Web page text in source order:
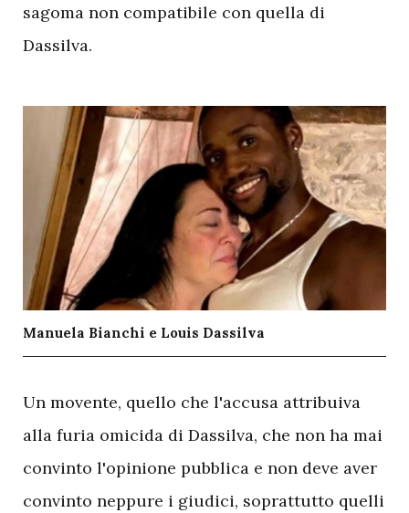
sagoma non compatibile con quella di
Dassilva.
Manuela Bianchi e Louis Dassilva
Un movente, quello che l'accusa attribuiva
alla furia omicida di Dassilva, che non ha mai
convinto l'opinione pubblica e non deve aver
convinto neppure i giudici, soprattutto quelli